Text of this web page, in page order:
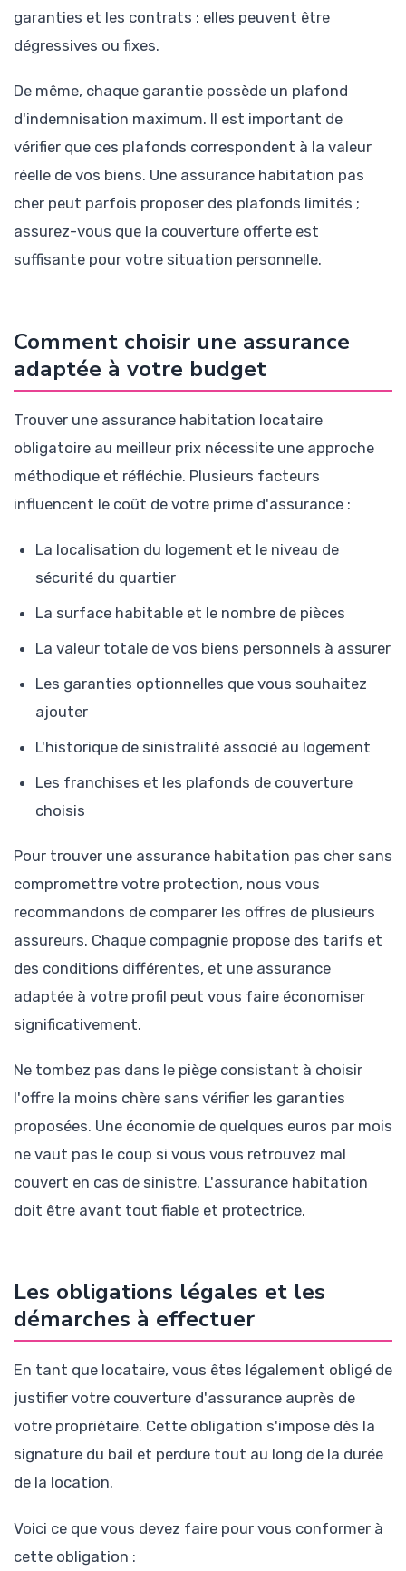
garanties et les contrats : elles peuvent être
dégressives ou fixes.
De même, chaque garantie possède un plafond
d'indemnisation maximum. Il est important de
vérifier que ces plafonds correspondent à la valeur
réelle de vos biens. Une assurance habitation pas
cher peut parfois proposer des plafonds limités ;
assurez-vous que la couverture offerte est
suffisante pour votre situation personnelle.
Comment choisir une assurance
adaptée à votre budget
Trouver une assurance habitation locataire
obligatoire au meilleur prix nécessite une approche
méthodique et réfléchie. Plusieurs facteurs
influencent le coût de votre prime d'assurance :
La localisation du logement et le niveau de
sécurité du quartier
La surface habitable et le nombre de pièces
La valeur totale de vos biens personnels à assurer
Les garanties optionnelles que vous souhaitez
ajouter
L'historique de sinistralité associé au logement
Les franchises et les plafonds de couverture
choisis
Pour trouver une assurance habitation pas cher sans
compromettre votre protection, nous vous
recommandons de comparer les offres de plusieurs
assureurs. Chaque compagnie propose des tarifs et
des conditions différentes, et une assurance
adaptée à votre profil peut vous faire économiser
significativement.
Ne tombez pas dans le piège consistant à choisir
l'offre la moins chère sans vérifier les garanties
proposées. Une économie de quelques euros par mois
ne vaut pas le coup si vous vous retrouvez mal
couvert en cas de sinistre. L'assurance habitation
doit être avant tout fiable et protectrice.
Les obligations légales et les
démarches à effectuer
En tant que locataire, vous êtes légalement obligé de
justifier votre couverture d'assurance auprès de
votre propriétaire. Cette obligation s'impose dès la
signature du bail et perdure tout au long de la durée
de la location.
Voici ce que vous devez faire pour vous conformer à
cette obligation :